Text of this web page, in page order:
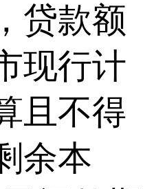
贷款额
现行计
且不得
余本